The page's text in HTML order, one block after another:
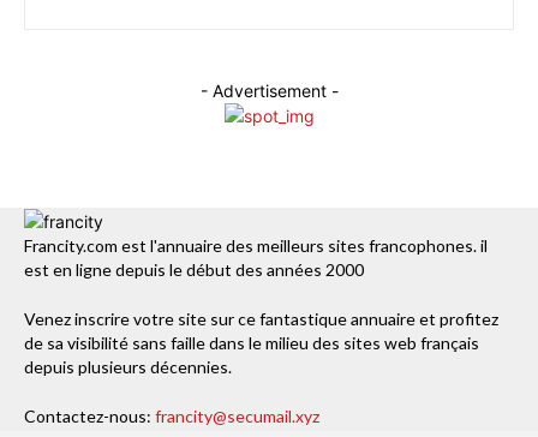
- Advertisement -
Francity.com est l'annuaire des meilleurs sites francophones. il
est en ligne depuis le début des années 2000
Venez inscrire votre site sur ce fantastique annuaire et profitez
de sa visibilité sans faille dans le milieu des sites web français
depuis plusieurs décennies.
Contactez-nous: francity@secumail.xyz